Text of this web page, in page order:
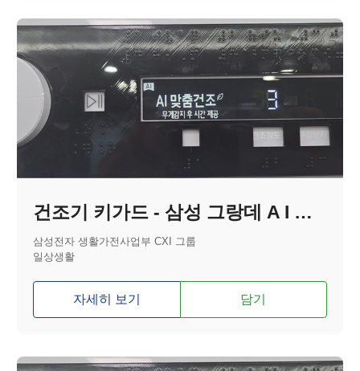
건조기 키가드 - 삼성 그랑데 A I 분리형
삼성전자 생활가전사업부 CXI 그룹
일상생활
자세히 보기 담기